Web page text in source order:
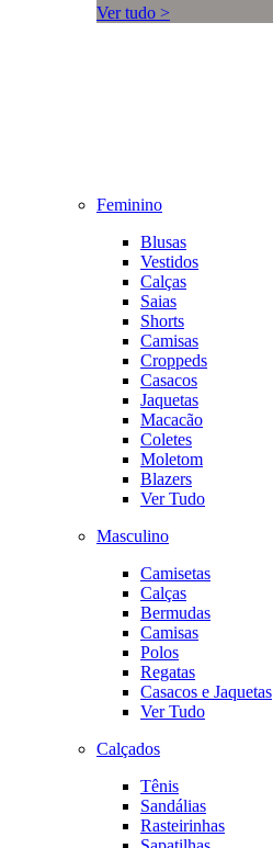
Ver tudo >
Feminino
Blusas
Vestidos
Calças
Saias
Shorts
Camisas
Croppeds
Casacos
Jaquetas
Macacão
Coletes
Moletom
Blazers
Ver Tudo
Masculino
Camisetas
Calças
Bermudas
Camisas
Polos
Regatas
Casacos e Jaquetas
Ver Tudo
Calçados
Tênis
Sandálias
Rasteirinhas